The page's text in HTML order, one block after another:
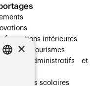
intérieures
et tourismes
administratifs et
scolaires
×